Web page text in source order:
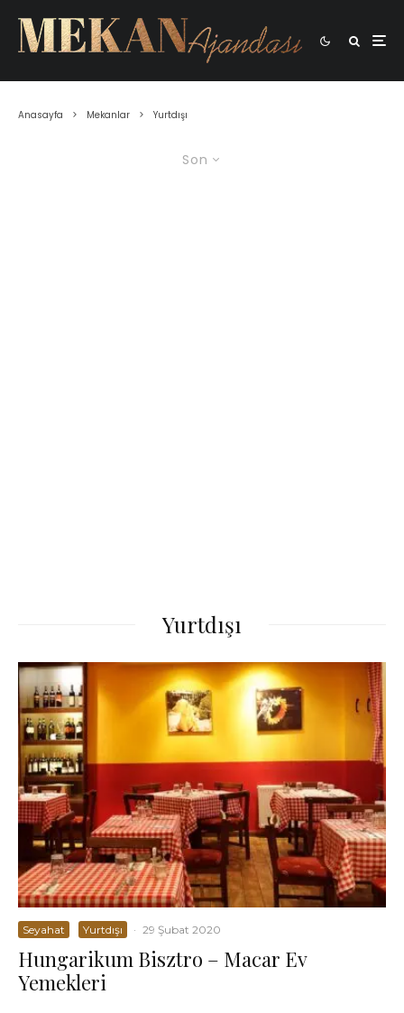
Anasayfa Mekanlar Yurtdışı
Son
Yurtdışı
Seyahat Yurtdışı · 29 Şubat 2020
Hungarikum Bisztro – Macar Ev
Yemekleri